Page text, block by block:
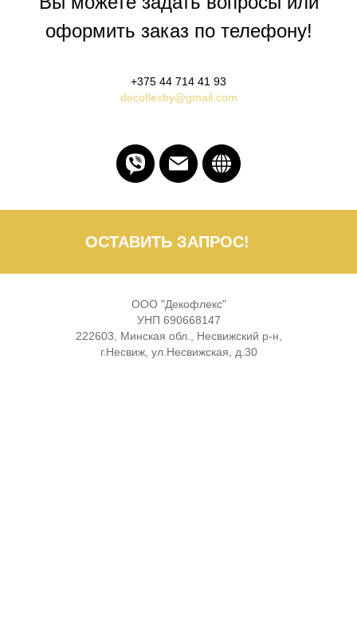
оформить заказ по телефону!
+375 44 714 41 93
decoflexby@gmail.com
ОСТАВИТЬ ЗАПРОС!
ООО "Декофлекс"
УНП 690668147
222603, Минская обл., Несвижский р-н,
г.Несвиж, ул.Несвижская, д.30